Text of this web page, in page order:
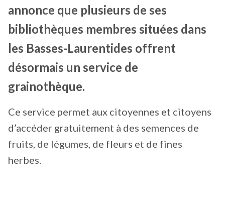
annonce que plusieurs de ses
bibliothèques membres situées dans
les Basses-Laurentides offrent
désormais un service de
grainothèque.
Ce service permet aux citoyennes et citoyens
d’accéder gratuitement à des semences de
fruits, de légumes, de fleurs et de fines
herbes.